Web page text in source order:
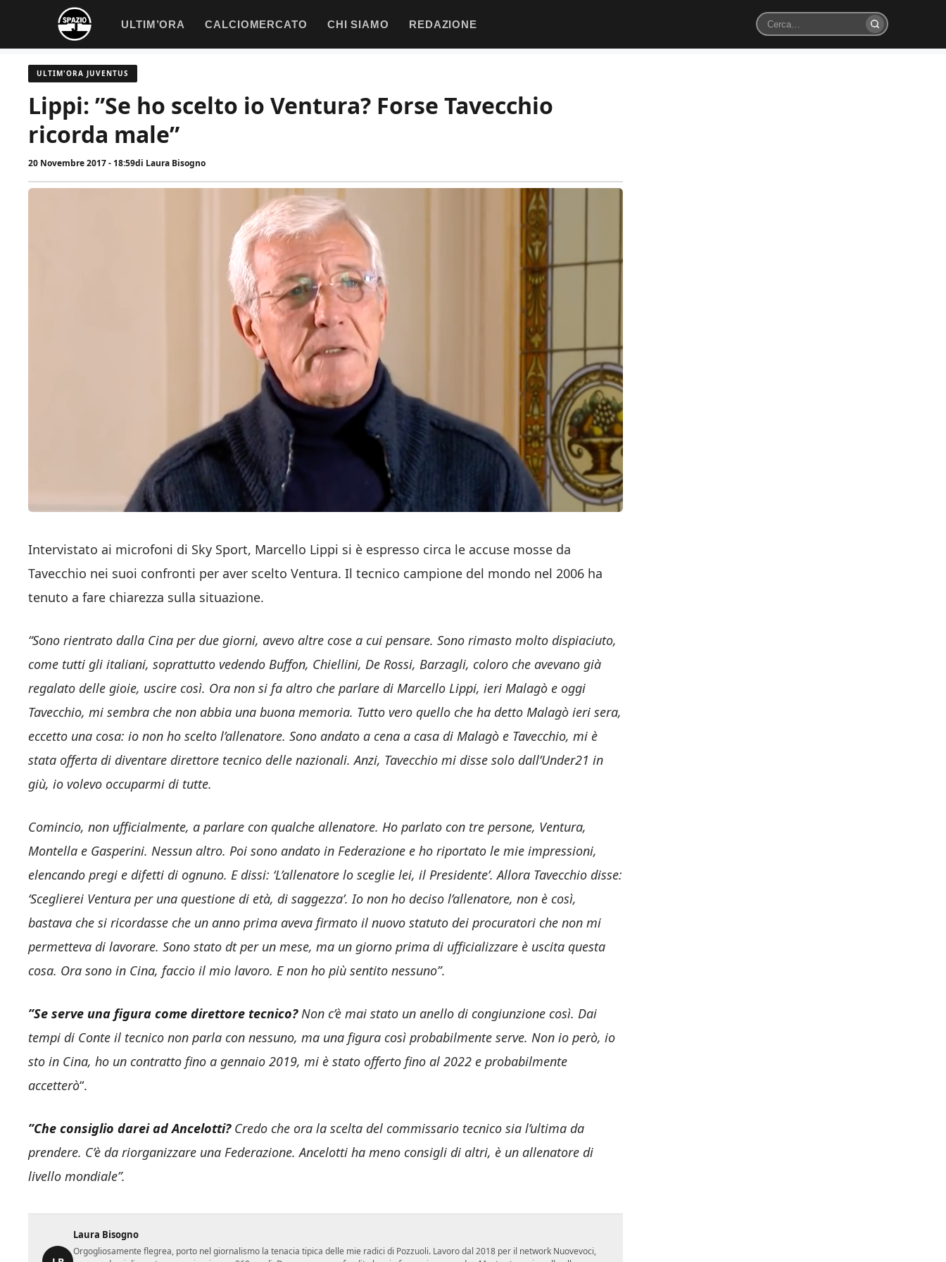
contenuto
ULTIM’ORA CALCIOMERCATO CHI SIAMO REDAZIONE
Cerca
ULTIM'ORA JUVENTUS
Lippi: ”Se ho scelto io Ventura? Forse Tavecchio
ricorda male”
20 Novembre 2017 - 18:59di Laura Bisogno
Intervistato ai microfoni di Sky Sport, Marcello Lippi si è espresso circa le accuse mosse da
Tavecchio nei suoi confronti per aver scelto Ventura. Il tecnico campione del mondo nel 2006 ha
tenuto a fare chiarezza sulla situazione.
“Sono rientrato dalla Cina per due giorni, avevo altre cose a cui pensare. Sono rimasto molto dispiaciuto,
come tutti gli italiani, soprattutto vedendo Buffon, Chiellini, De Rossi, Barzagli, coloro che avevano già
regalato delle gioie, uscire così. Ora non si fa altro che parlare di Marcello Lippi, ieri Malagò e oggi
Tavecchio, mi sembra che non abbia una buona memoria. Tutto vero quello che ha detto Malagò ieri sera,
eccetto una cosa: io non ho scelto l’allenatore. Sono andato a cena a casa di Malagò e Tavecchio, mi è
stata offerta di diventare direttore tecnico delle nazionali. Anzi, Tavecchio mi disse solo dall’Under21 in
giù, io volevo occuparmi di tutte.
Comincio, non ufficialmente, a parlare con qualche allenatore. Ho parlato con tre persone, Ventura,
Montella e Gasperini. Nessun altro. Poi sono andato in Federazione e ho riportato le mie impressioni,
elencando pregi e difetti di ognuno. E dissi: ‘L’allenatore lo sceglie lei, il Presidente’. Allora Tavecchio disse:
‘Sceglierei Ventura per una questione di età, di saggezza’. Io non ho deciso l’allenatore, non è così,
bastava che si ricordasse che un anno prima aveva firmato il nuovo statuto dei procuratori che non mi
permetteva di lavorare. Sono stato dt per un mese, ma un giorno prima di ufficializzare è uscita questa
cosa. Ora sono in Cina, faccio il mio lavoro. E non ho più sentito nessuno”.
”Se serve una figura come direttore tecnico?Non c’è mai stato un anello di congiunzione così. Dai
tempi di Conte il tecnico non parla con nessuno, ma una figura così probabilmente serve. Non io però, io
sto in Cina, ho un contratto fino a gennaio 2019, mi è stato offerto fino al 2022 e probabilmente
accetterò“.
”Che consiglio darei ad Ancelotti? Credo che ora la scelta del commissario tecnico sia l’ultima da
prendere. C’è da riorganizzare una Federazione. Ancelotti ha meno consigli di altri, è un allenatore di
livello mondiale”.
Laura Bisogno
Orgogliosamente flegrea, porto nel giornalismo la tenacia tipica delle mie radici di Pozzuoli. Lavoro dal 2018 per il network Nuovevoci,